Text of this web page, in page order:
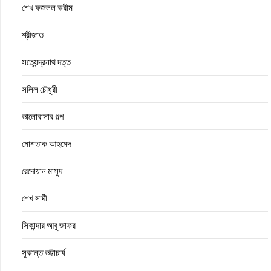
শেখ ফজলল করীম
শ্রীজাত
সত্যেন্দ্রনাথ দত্ত
সলিল চৌধুরী
ভালোবাসার গল্প
মোশতাক আহমেদ
রেদোয়ান মাসুদ
শেখ সাদী
সিকান্দার আবু জাফর
সুকান্ত ভট্টাচার্য